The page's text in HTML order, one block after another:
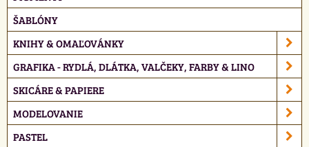
ŠABLÓNY
KNIHY & OMAĽOVÁNKY
GRAFIKA - RYDLÁ, DLÁTKA, VALČEKY, FARBY & LINO
SKICÁRE & PAPIERE
MODELOVANIE
PASTEL